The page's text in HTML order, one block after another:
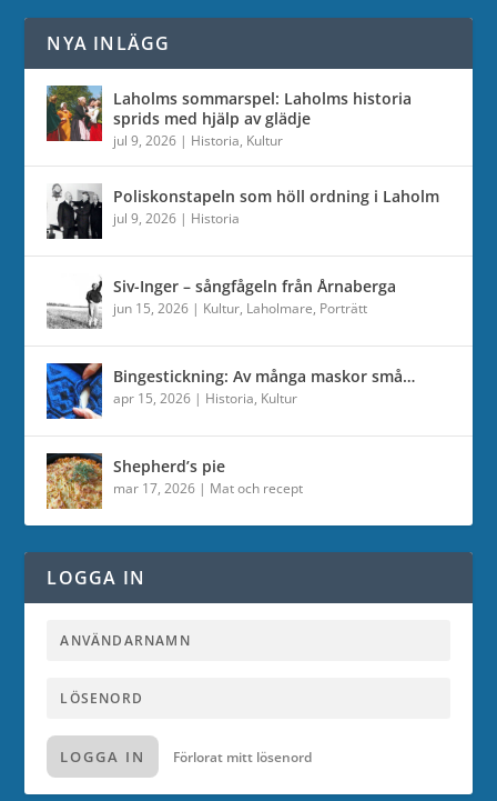
NYA INLÄGG
Laholms sommarspel: Laholms historia
sprids med hjälp av glädje
jul 9, 2026 | Historia, Kultur
Poliskonstapeln som höll ordning i Laholm
jul 9, 2026 | Historia
Siv-Inger – sångfågeln från Årnaberga
jun 15, 2026 | Kultur, Laholmare, Porträtt
Bingestickning: Av många maskor små…
apr 15, 2026 | Historia, Kultur
Shepherd’s pie
mar 17, 2026 | Mat och recept
LOGGA IN
LOGGA IN Förlorat mitt lösenord